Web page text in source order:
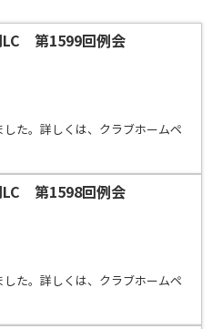
LC 第1599回例会
た。詳しくは、クラブホームペ
LC 第1598回例会
た。詳しくは、クラブホームペ